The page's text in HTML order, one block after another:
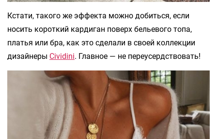
Кстати, такого же эффекта можно добиться, если
носить короткий кардиган поверх бельевого топа,
платья или бра, как это сделали в своей коллекции
дизайнеры Cividini. Главное — не переусердствовать!